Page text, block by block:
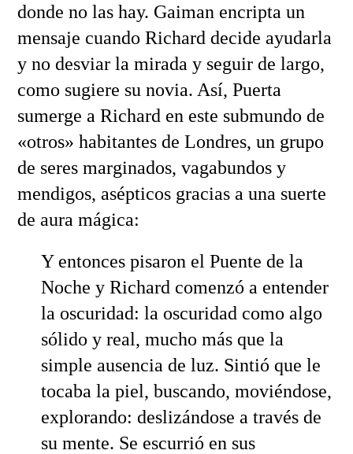
donde no las hay. Gaiman encripta un
mensaje cuando Richard decide ayudarla
y no desviar la mirada y seguir de largo,
como sugiere su novia. Así, Puerta
sumerge a Richard en este submundo de
«otros» habitantes de Londres, un grupo
de seres marginados, vagabundos y
mendigos, asépticos gracias a una suerte
de aura mágica:
Y entonces pisaron el Puente de la
Noche y Richard comenzó a entender
la oscuridad: la oscuridad como algo
sólido y real, mucho más que la
simple ausencia de luz. Sintió que le
tocaba la piel, buscando, moviéndose,
explorando: deslizándose a través de
su mente. Se escurrió en sus